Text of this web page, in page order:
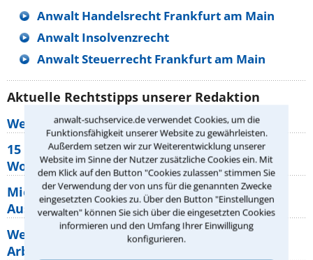
anwalt-suchservice.de verwendet Cookies, um die
Funktionsfähigkeit unserer Website zu gewährleisten.
Außerdem setzen wir zur Weiterentwicklung unserer
Website im Sinne der Nutzer zusätzliche Cookies ein. Mit
dem Klick auf den Button "Cookies zulassen" stimmen Sie
der Verwendung der von uns für die genannten Zwecke
eingesetzten Cookies zu. Über den Button "Einstellungen
verwalten" können Sie sich über die eingesetzten Cookies
informieren und den Umfang Ihrer Einwilligung
konfigurieren.
Anwalt Handelsrecht Frankfurt am Main
Anwalt Insolvenzrecht
Anwalt Steuerrecht Frankfurt am Main
Aktuelle Rechtstipps unserer Redaktion
Wer muss Zweitwohnungssteuer zahlen?
15 elementare Rechte, die jeder
Wohnungseigentümer kennen sollte
Mietpreisbremse 2026: Alle Regeln,
Ausnahmen und Rechte für Mieter
Welche Regeln für Teilnahme, Urlaub,
Arbeitszeit gelten beim